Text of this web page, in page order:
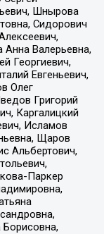
Шнырова
Сидорович
Анна Валерьевна,
Георгиевич,
Евгеньевич,
Олег
Григорий
Каргалицкий
Исламов
Щаров
Альбертович,
Паркер